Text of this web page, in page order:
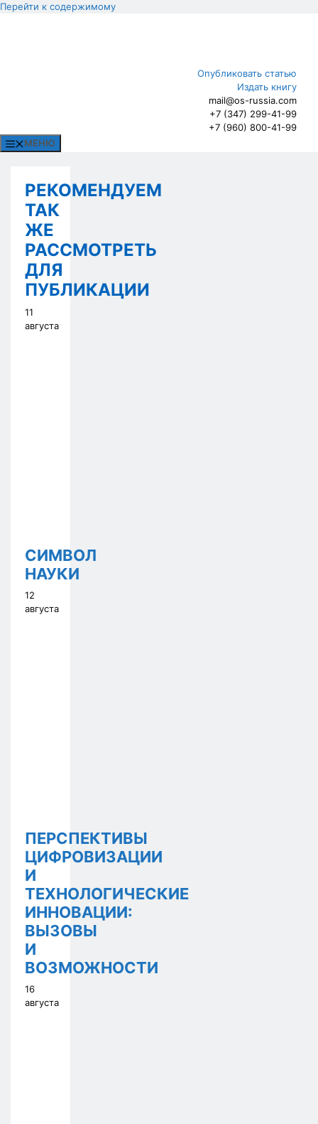
Перейти к содержимому
Опубликовать статью
Издать книгу
mail@os-russia.com
+7 (347) 299-41-99
+7 (960) 800-41-99
МЕНЮ
РЕКОМЕНДУЕМ
ТАК
ЖЕ
РАССМОТРЕТЬ
ДЛЯ
ПУБЛИКАЦИИ
11
августа
СИМВОЛ
НАУКИ
12
августа
ПЕРСПЕКТИВЫ
ЦИФРОВИЗАЦИИ
И
ТЕХНОЛОГИЧЕСКИЕ
ИННОВАЦИИ:
ВЫЗОВЫ
И
ВОЗМОЖНОСТИ
16
августа